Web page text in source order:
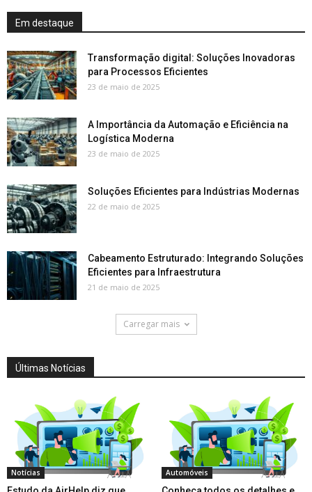
Em destaque
Transformação digital: Soluções Inovadoras
para Processos Eficientes
23 de maio de 2025
A Importância da Automação e Eficiência na
Logística Moderna
23 de maio de 2025
Soluções Eficientes para Indústrias Modernas
22 de maio de 2025
Cabeamento Estruturado: Integrando Soluções
Eficientes para Infraestrutura
21 de maio de 2025
Carregar mais
Últimas Notícias
Notícias Automóveis